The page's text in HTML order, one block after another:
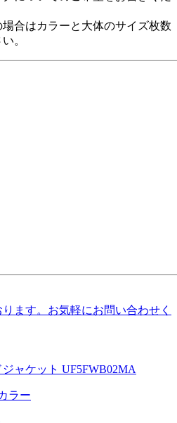
合はカラーと大体のサイズ枚数
。
ラー